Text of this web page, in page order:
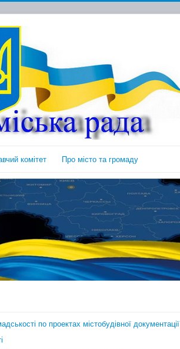
комітет Про місто та громаду
по проектах містобудівної документації